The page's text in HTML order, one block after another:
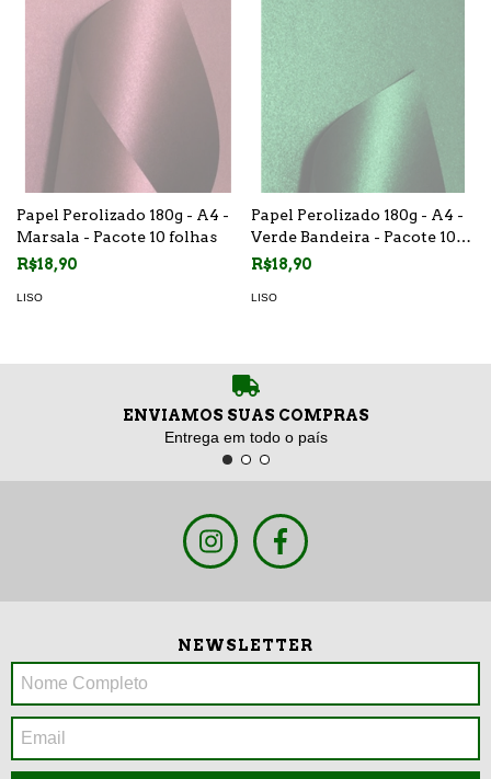
Papel Perolizado 180g - A4 -
Marsala - Pacote 10 folhas
R$18,90
LISO
Papel Perolizado 180g - A4 -
Verde Bandeira - Pacote 10
folhas
R$18,90
LISO
ENVIAMOS SUAS COMPRAS
Entrega em todo o país
NEWSLETTER